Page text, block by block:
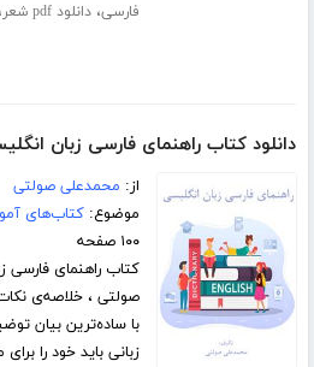
فارسی،دانلود pdf شعر
دانلود کتاب راهنمای فارسی زبان
از: محمدعلی صولتی
موضوع:کتاب‌های
۱۰۰ صفحه
کتاب راهنمای
صولتی ، خلاصه‌ی
با ساده‌ترین بیان
زبانی باید خود را